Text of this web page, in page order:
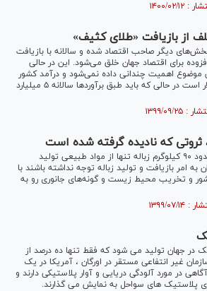
از بازیافت «طلای کثیف»
بخش‌های دیگر صاحب اقتصاد شده و سالانه با بازیافت
برای اقتصاد جهان خلق می‌شود. این در حالی
موضوع اهمیت چندانی داده نمی‌شود و درآمد کشور
در این زمینه ۱۰ میلیون دلار است در حالی که باید طبق برآورد‌ها سالانه ۵ میلیارد
ثروتی که نادیده گرفته شده است
سالانه هر خانواده ایرانی حدود ۹۰ کیلوگرم زباله تنها از مواد طبیعی تولید
امر بازیافت و تولید زباله توجه نداشته باشند با
و تخریب محیط زیست و گونه‌های جانوری رو به
پلاستیک در جهان تولید می شود که فقط تنها ده درصد از
غیر انتفاعی مستقر در اورگان ، آمریکا در یک
در مورد آلودگی دریایی و آوار پلاستیکی دارند و
پلاستیک های سواحل به نمایش می گذارند.